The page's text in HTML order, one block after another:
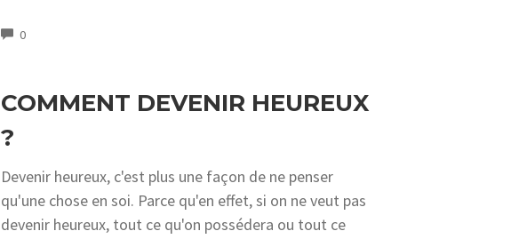
0COMMENTS
COMMENT DEVENIR HEUREUX
?
Devenir heureux, c'est plus une façon de ne penser
qu'une chose en soi. Parce qu'en effet, si on ne veut pas
devenir heureux, tout ce qu'on possédera ou tout ce